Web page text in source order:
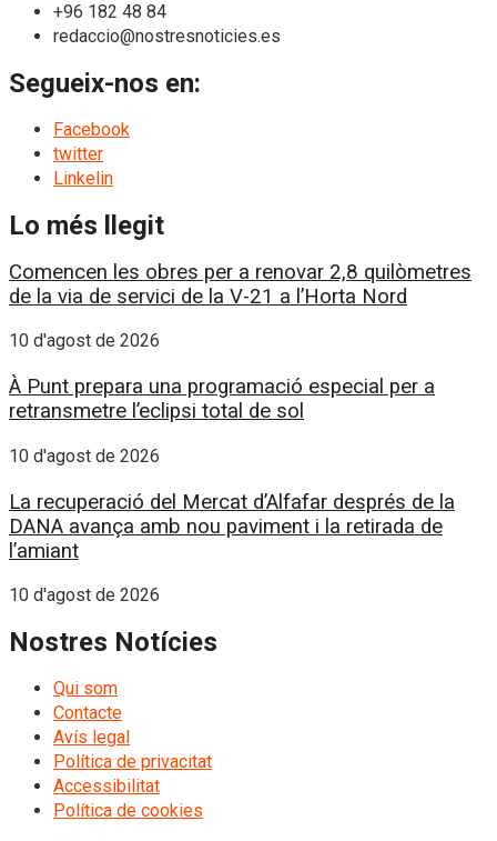
+96 182 48 84
redaccio@nostresnoticies.es
Segueix-nos en:
Facebook
twitter
Linkelin
Lo més llegit
Comencen les obres per a renovar 2,8 quilòmetres
de la via de servici de la V-21 a l’Horta Nord
10 d'agost de 2026
À Punt prepara una programació especial per a
retransmetre l’eclipsi total de sol
10 d'agost de 2026
La recuperació del Mercat d’Alfafar després de la
DANA avança amb nou paviment i la retirada de
l’amiant
10 d'agost de 2026
Nostres Notícies
Qui som
Contacte
Avís legal
Política de privacitat
Accessibilitat
Política de cookies